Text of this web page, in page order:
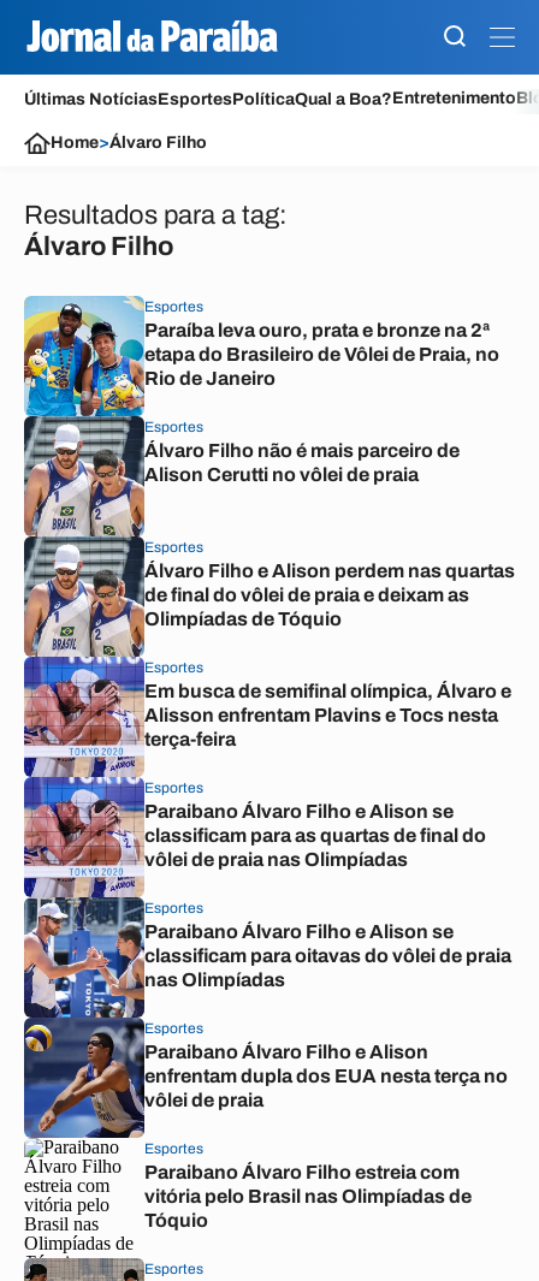
Últimas NotíciasEsportesPolíticaQual a Boa?Entretenimento
Home>Álvaro Filho
Resultados para a tag:
Álvaro Filho
Esportes
Paraíba leva ouro, prata e bronze na 2ª
etapa do Brasileiro de Vôlei de Praia, no
Rio de Janeiro
Esportes
Álvaro Filho não é mais parceiro de
Alison Cerutti no vôlei de praia
Esportes
Álvaro Filho e Alison perdem nas quartas
de final do vôlei de praia e deixam as
Olimpíadas de Tóquio
Esportes
Em busca de semifinal olímpica, Álvaro e
Alisson enfrentam Plavins e Tocs nesta
terça-feira
Esportes
Paraibano Álvaro Filho e Alison se
classificam para as quartas de final do
vôlei de praia nas Olimpíadas
Esportes
Paraibano Álvaro Filho e Alison se
classificam para oitavas do vôlei de praia
nas Olimpíadas
Esportes
Paraibano Álvaro Filho e Alison
enfrentam dupla dos EUA nesta terça no
vôlei de praia
Esportes
Paraibano Álvaro Filho estreia com
vitória pelo Brasil nas Olimpíadas de
Tóquio
Esportes